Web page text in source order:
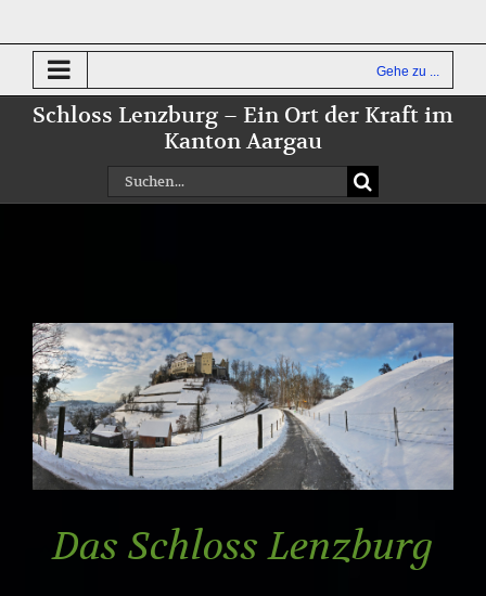
springen
Gehe zu ...
Schloss Lenzburg – Ein Ort der Kraft im
Kanton Aargau
Suche
nach:
Zeige
grösseres
Bild
Das Schloss Lenzburg